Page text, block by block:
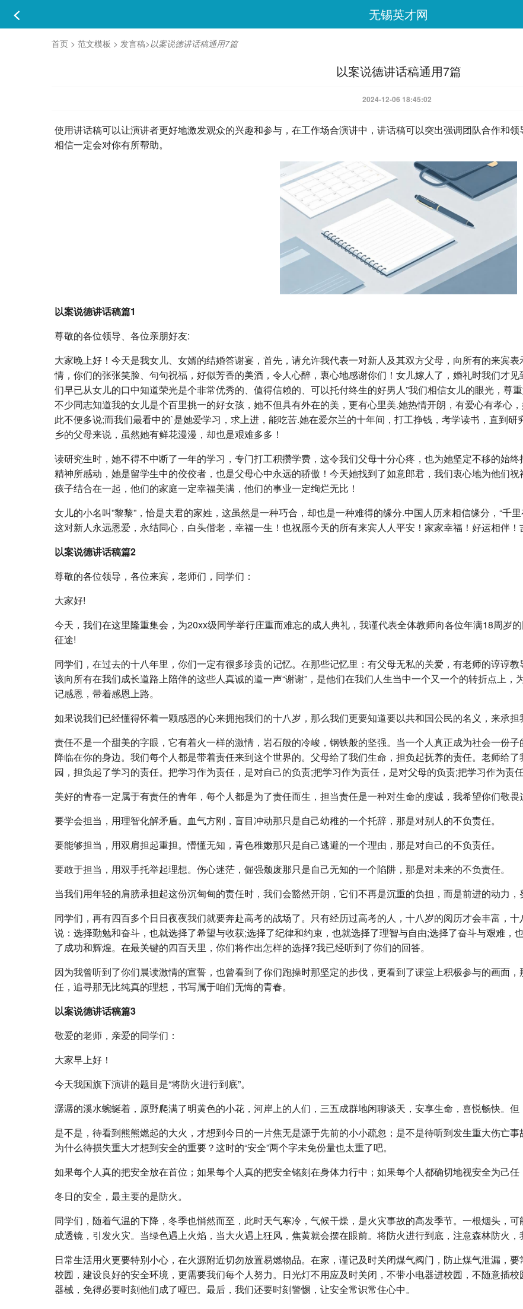
无锡英才网
首页 > 范文模板 > 发言稿>以案说德讲话稿通用7篇
以案说德讲话稿通用7篇
2024-12-06 18:45:02
使用讲话稿可以让演讲者更好地激发观众的兴趣和参与，在工作场合演讲中，讲话稿可以突出强调团队合作和
相信一定会对你有所帮助。
以案说德讲话稿篇1
尊敬的各位领导、各位亲朋好友:
大家晚上好！今天是我女儿、女婿的结婚答谢宴，首先，请允许我代表一对新人及其双方父母，向所有的来宾
情，你们的张张笑脸、句句祝福，好似芳香的美酒，令人心醉，衷心地感谢你们！女儿嫁人了，婚礼时我们才
们早已从女儿的口中知道荣光是个非常优秀的、值得信赖的、可以托付终生的好男人”我们相信女儿的眼光，尊
不少同志知道我的女儿是个百里挑一的好女孩，她不但具有外在的美，更有心里美.她热情开朗，有爱心有孝心
此不便多说;而我们最看中的`是她爱学习，求上进，能吃苦.她在爱尔兰的十年间，打工挣钱，考学读书，直到
乡的父母来说，虽然她有鲜花漫漫，却也是艰难多多！
读研究生时，她不得不中断了一年的学习，专门打工积攒学费，这令我们父母十分心疼，也为她坚定不移的始
精神所感动，她是留学生中的佼佼者，也是父母心中永远的骄傲！今天她找到了如意郎君，我们衷心地为他们
孩子结合在一起，他们的家庭一定幸福美满，他们的事业一定绚烂无比！
女儿的小名叫”黎黎”，恰是夫君的家姓，这虽然是一种巧合，却也是一种难得的缘分.中国人历来相信缘分，“千
这对新人永远恩爱，永结同心，白头偕老，幸福一生！也祝愿今天的所有来宾人人平安！家家幸福！好运相伴
以案说德讲话稿篇2
尊敬的各位领导，各位来宾，老师们，同学们：
大家好!
今天，我们在这里隆重集会，为20xx级同学举行庄重而难忘的成人典礼，我谨代表全体教师向各位年满18周岁
征途!
同学们，在过去的十八年里，你们一定有很多珍贵的记忆。在那些记忆里：有父母无私的关爱，有老师的谆谆
该向所有在我们成长道路上陪伴的这些人真诚的道一声“谢谢”，是他们在我们人生当中一个又一个的转折点上
记感恩，带着感恩上路。
如果说我们已经懂得怀着一颗感恩的心来拥抱我们的十八岁，那么我们更要知道要以共和国公民的名义，来承担
责任不是一个甜美的字眼，它有着火一样的激情，岩石般的冷峻，钢铁般的坚强。当一个人真正成为社会一份
降临在你的身边。我们每个人都是带着责任来到这个世界的。父母给了我们生命，担负起抚养的责任。老师给
园，担负起了学习的责任。把学习作为责任，是对自己的负责;把学习作为责任，是对父母的负责;把学习作为责
美好的青春一定属于有责任的青年，每个人都是为了责任而生，担当责任是一种对生命的虔诚，我希望你们敬畏
要学会担当，用理智化解矛盾。血气方刚，盲目冲动那只是自己幼稚的一个托辞，那是对别人的不负责任。
要能够担当，用双肩担起重担。懵懂无知，青色稚嫩那只是自己逃避的一个理由，那是对自己的不负责任。
要敢于担当，用双手托举起理想。伤心迷茫，倔强颓废那只是自己无知的一个陷阱，那是对未来的不负责任。
当我们用年轻的肩膀承担起这份沉甸甸的责任时，我们会豁然开朗，它们不再是沉重的负担，而是前进的动力，
同学们，再有四百多个日日夜夜我们就要奔赴高考的战场了。只有经历过高考的人，十八岁的阅历才会丰富，
说：选择勤勉和奋斗，也就选择了希望与收获;选择了纪律和约束，也就选择了理智与自由;选择了奋斗与艰难，
了成功和辉煌。在最关键的四百天里，你们将作出怎样的选择?我已经听到了你们的回答。
因为我曾听到了你们晨读激情的宣誓，也曾看到了你们跑操时那坚定的步伐，更看到了课堂上积极参与的画面
任，追寻那无比纯真的理想，书写属于咱们无悔的青春。
以案说德讲话稿篇3
敬爱的老师，亲爱的同学们：
大家早上好！
今天我国旗下演讲的题目是“将防火进行到底”。
潺潺的溪水蜿蜒着，原野爬满了明黄色的小花，河岸上的人们，三五成群地闲聊谈天，安享生命，喜悦畅快。但
是不是，待看到熊熊燃起的大火，才想到今日的一片焦无是源于先前的小小疏忽；是不是待听到发生重大伤亡事
为什么待损失重大才想到安全的重要？这时的“安全”两个字未免份量也太重了吧。
如果每个人真的把安全放在首位；如果每个人真的把安全铭刻在身体力行中；如果每个人都确切地视安全为己任
冬日的安全，最主要的是防火。
同学们，随着气温的下降，冬季也悄然而至，此时天气寒冷，气候干燥，是火灾事故的高发季节。一根烟头，
成透镜，引发火灾。当绿色遇上火焰，当大火遇上狂风，焦黄就会摆在眼前。将防火进行到底，注意森林防火，
日常生活用火更要特别小心，在火源附近切勿放置易燃物品。在家，谨记及时关闭煤气阀门，防止煤气泄漏，
校园，建设良好的安全环境，更需要我们每个人努力。日光灯不用应及时关闭，不带小电器进校园，不随意插
器械，免得必要时刻他们成了哑巴。最后，我们还要时刻警惕，让安全常识常住心中。